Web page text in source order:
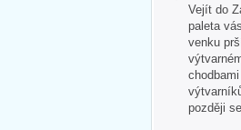
Vejít do
paleta
venku
později